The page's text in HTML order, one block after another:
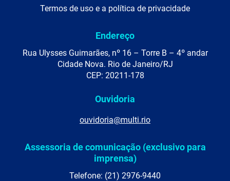
Termos de uso e a política de privacidade
Endereço
Rua Ulysses Guimarães, nº 16 – Torre B – 4º andar
Cidade Nova. Rio de Janeiro/RJ
CEP: 20211-178
Ouvidoria
ouvidoria@multi.rio
Assessoria de comunicação (exclusivo para
imprensa)
Telefone: (21) 2976-9440